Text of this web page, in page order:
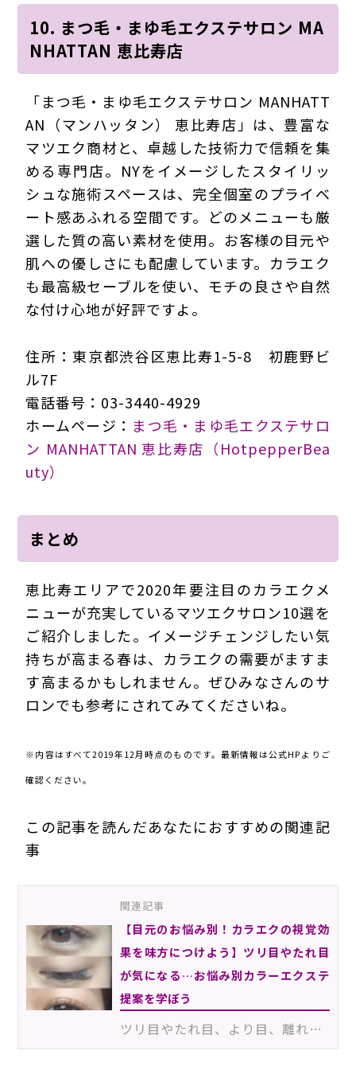
10. まつ毛・まゆ毛エクステサロン MA
NHATTAN 恵比寿店
「まつ毛・まゆ毛エクステサロン MANHATT
AN（マンハッタン） 恵比寿店」は、豊富な
マツエク商材と、卓越した技術力で信頼を集
める専門店。NYをイメージしたスタイリッ
シュな施術スペースは、完全個室のプライベ
ート感あふれる空間です。どのメニューも厳
選した質の高い素材を使用。お客様の目元や
肌への優しさにも配慮しています。カラエク
も最高級セーブルを使い、モチの良さや自然
な付け心地が好評ですよ。
住所：東京都渋谷区恵比寿1-5-8 初鹿野ビ
ル7F
電話番号：03-3440-4929
ホームページ： まつ毛・まゆ毛エクステサロ
ン MANHATTAN 恵比寿店（HotpepperBea
uty）
まとめ
恵比寿エリアで2020年要注目のカラエクメ
ニューが充実しているマツエクサロン10選を
ご紹介しました。イメージチェンジしたい気
持ちが高まる春は、カラエクの需要がますま
す高まるかもしれません。ぜひみなさんのサ
ロンでも参考にされてみてくださいね。
※内容はすべて2019年12月時点のものです。最新情報は公式HPよりご
確認ください。
この記事を読んだあなたにおすすめの関連記
事
関連記事
【目元のお悩み別！カラエクの視覚効
果を味方につけよう】ツリ目やたれ目
が気になる…お悩み別カラーエクステ
提案を学ぼう
ツリ目やたれ目、より目、離れ目など、お客様の目は千差万別。そのお悩みがお客様のコンプレックスになっ…